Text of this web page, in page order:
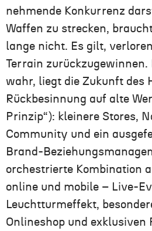
nehmende Konkurrenz
Waffen zu strecken,
lange nicht. Es gilt,
Terrain
wahr, liegt die Zukunft des
Rückbesinnung auf alte
Prinzip“): kleinere Stores,
Community und ein
Brand-
orchestrierte Kombination
online und mobile – Live-
Leuchtturmeffekt,
Onlineshop und exklusiven